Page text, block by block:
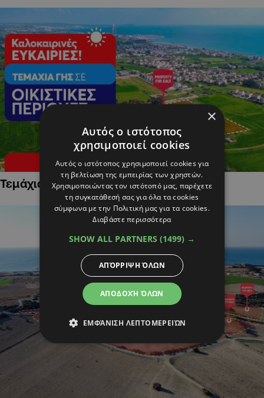
Τεμάχια Γης σε Οικιστικές Περιοχές
×
Αυτός ο ιστότοπος
χρησιμοποιεί cookies
Αυτός ο ιστότοπος χρησιμοποιεί cookies για
τη βελτίωση της εμπειρίας των χρηστών.
Χρησιμοποιώντας τον ιστότοπό μας, παρέχετε
τη συγκατάθεσή σας για όλα τα cookies
σύμφωνα με την Πολιτική μας για τα cookies.
Διαβάστε περισσότερα
SHOW ALL PARTNERS (1499) →
ΑΠΟΔΟΧΉ ΌΛΩΝ
ΑΠΌΡΡΙΨΗ ΌΛΩΝ
ΕΜΦΆΝΙΣΗ ΛΕΠΤΟΜΕΡΕΙΏΝ